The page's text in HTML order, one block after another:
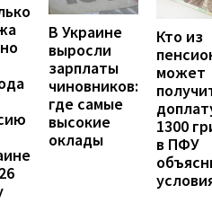
В Украине
выросли
зарплаты
чиновников:
где самые
высокие
оклады
Кто из
может
1300
в ПФУ